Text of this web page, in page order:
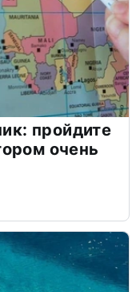
пройдите
очень